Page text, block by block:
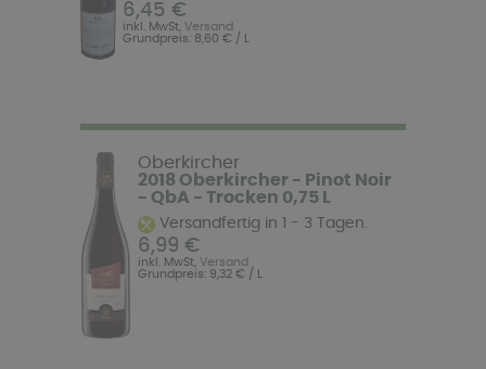
6,45 €
inkl. MwSt, Versand
Grundpreis: 8,60 € / L
Oberkircher
2018 Oberkircher - Pinot Noir
- QbA - Trocken 0,75 L
Versandfertig in 1 - 3 Tagen.
6,99 €
inkl. MwSt,Versand
Grundpreis: 9,32 € / L